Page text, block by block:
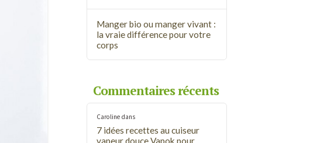
Manger bio ou manger vivant :
la vraie différence pour votre
corps
Commentaires récents
Caroline dans
7 idées recettes au cuiseur
vapeur douce Vapok pour